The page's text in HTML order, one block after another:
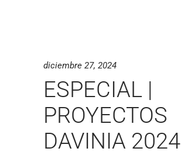
diciembre 27, 2024
ESPECIAL |
PROYECTOS
DAVINIA 2024